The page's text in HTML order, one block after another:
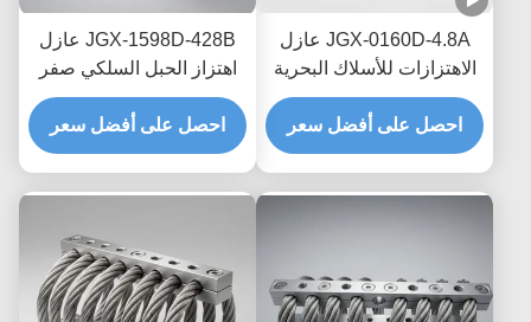
JGX-0160D-4.8A عازل
الاهتزازات للأسلاك البحرية
البحرية الخالية من الصيانة
احصل على أفضل سعر
JGX-1598D-428B عازل
اهتزاز الحبل السلكي صفر
الزحف التخفيف الاحتكاك
الخالي من الزيت لحماية
النقل البحري العابر
احصل على أفضل سعر